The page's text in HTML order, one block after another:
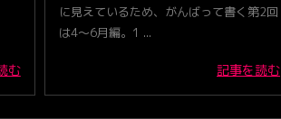
む
に見えているため、がんばって書く第2回
は4〜6月編。1 ...
記事を読む